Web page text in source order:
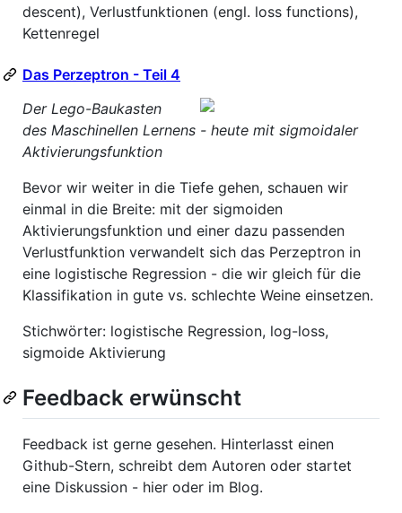
descent), Verlustfunktionen (engl. loss functions),
Kettenregel
Das Perzeptron - Teil 4
Der Lego-Baukasten
des Maschinellen Lernens - heute mit sigmoidaler
Aktivierungsfunktion
Bevor wir weiter in die Tiefe gehen, schauen wir
einmal in die Breite: mit der sigmoiden
Aktivierungsfunktion und einer dazu passenden
Verlustfunktion verwandelt sich das Perzeptron in
eine logistische Regression - die wir gleich für die
Klassifikation in gute vs. schlechte Weine einsetzen.
Stichwörter: logistische Regression, log-loss,
sigmoide Aktivierung
Feedback erwünscht
Feedback ist gerne gesehen. Hinterlasst einen
Github-Stern, schreibt dem Autoren oder startet
eine Diskussion - hier oder im Blog.